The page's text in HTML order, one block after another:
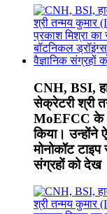
CNH, BSI,
सेक्रेटरी श्री
MoEFCC के
किया। उन्होंने
मोनोकॉट
संग्रहों को देख